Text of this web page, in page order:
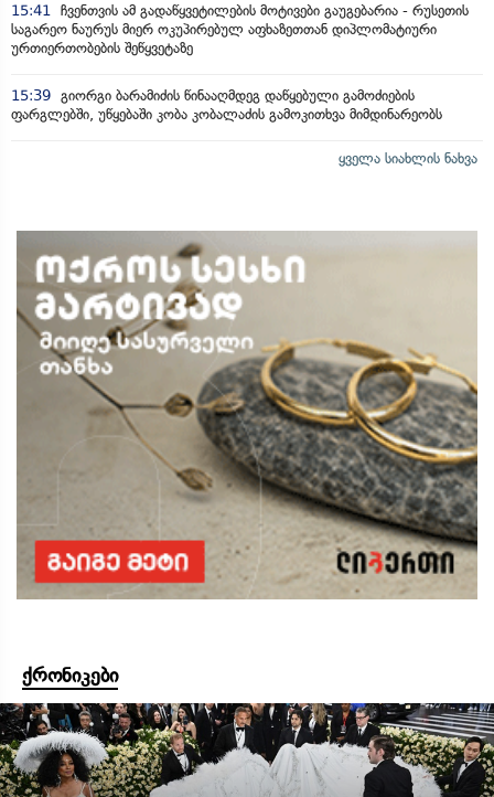
15:41
ჩვენთვის ამ გადაწყვეტილების მოტივები გაუგებარია - რუსეთის
საგარეო ნაურუს მიერ ოკუპირებულ აფხაზეთთან დიპლომატიური
ურთიერთობების შეწყვეტაზე
15:39 გიორგი ბარამიძის წინააღმდეგ დაწყებული გამოძიების
ფარგლებში, უწყებაში კობა კობალაძის გამოკითხვა მიმდინარეობს
ყველა სიახლის ნახვა
ქრონიკები